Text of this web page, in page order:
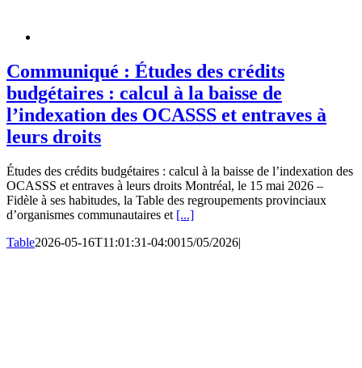
Communiqué : Études des crédits
budgétaires : calcul à la baisse de
l’indexation des OCASSS et entraves à
leurs droits
Études des crédits budgétaires : calcul à la baisse de l’indexation des
OCASSS et entraves à leurs droits Montréal, le 15 mai 2026 –
Fidèle à ses habitudes, la Table des regroupements provinciaux
d’organismes communautaires et [...]
Table2026-05-16T11:01:31-04:0015/05/2026|